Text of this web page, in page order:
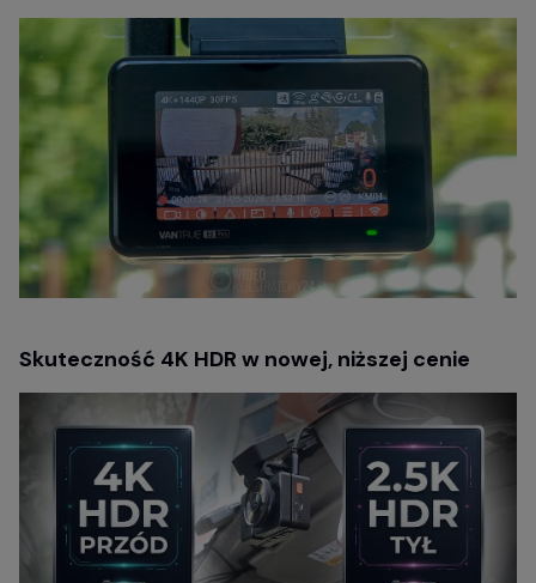
Skuteczność 4K HDR w nowej, niższej cenie